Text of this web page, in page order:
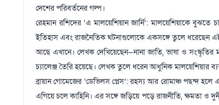
দেশের পরিবর্তনের গল্প।
রেহমান রশিদের ‘এ মালয়েশিয়ান জার্নি’: মালয়েশিয়াকে
ইতিহাস এবং রাজনৈতিক ঘটনাগুলোকে একসঙ্গে তুলে ধরেছেন এই
আছে এখানে। লেখক দেখিয়েছেন—নানা জাতি, ভাষা ও
চ্যালেঞ্জ তৈরি হয়েছে। লেখক তুলে ধরেন আধুনিক মালয়েশিয়ার
ব্রায়ান গোমেজের ‘ডেভিলস প্লেস’: রহস্য আর রোমাঞ্চ পছন্দ
এগিয়ে চলে কাহিনি। এর সঙ্গে জড়িয়ে পড়ে রাজনীতি, ক্ষমতা ও